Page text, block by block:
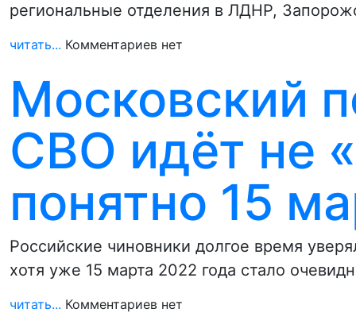
региональные отделения в ЛДНР,
читать... Комментариев нет
Московский
СВО идёт не
понятно 15
Российские чиновники долгое время
хотя уже 15 марта 2022 года стало
читать... Комментариев нет